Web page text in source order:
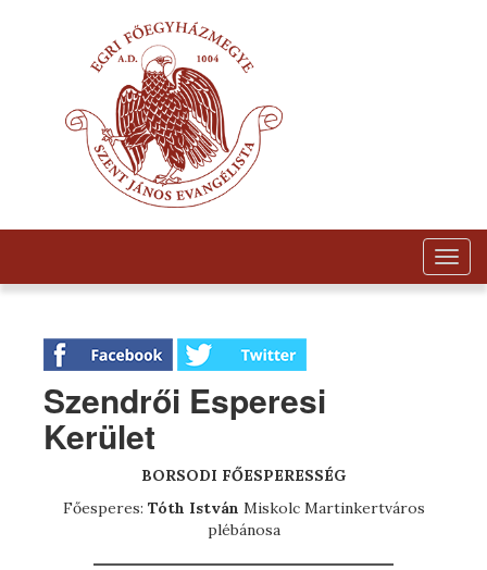
Szendrői Esperesi
Kerület
BORSODI FŐESPERESSÉG
Főesperes: Tóth István Miskolc Martinkertváros
plébánosa